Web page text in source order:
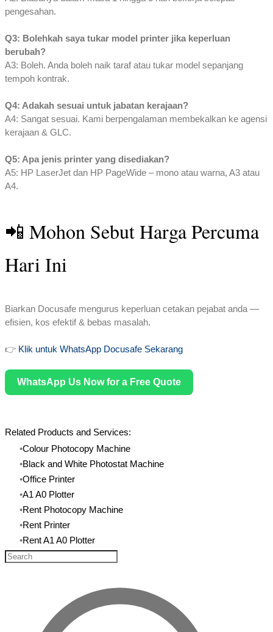
pengesahan.
Q3: Bolehkah saya tukar model printer jika keperluan
berubah?
A3: Boleh. Anda boleh naik taraf atau tukar model sepanjang
tempoh kontrak.
Q4: Adakah sesuai untuk jabatan kerajaan?
A4: Sangat sesuai. Kami berpengalaman membekalkan ke agensi
kerajaan & GLC.
Q5: Apa jenis printer yang disediakan?
A5: HP LaserJet dan HP PageWide – mono atau warna, A3 atau
A4.
📲 Mohon Sebut Harga Percuma
Hari Ini
​Biarkan Docusafe mengurus keperluan cetakan pejabat anda —
efisien, kos efektif & bebas masalah.
👉 Klik untuk WhatsApp Docusafe Sekarang
WhatsApp Us Now for a Free Quote
Related Products and Services:
Colour Photocopy Machine
Black and White Photostat Machine
​Office Printer
A1 A0 Plotter
Rent Photocopy Machine
​Rent Printer
Rent A1 A0 Plotter